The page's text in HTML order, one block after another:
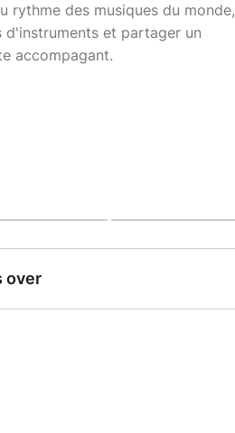
rythme des musiques du monde,
d'instruments et partager un
accompagant.